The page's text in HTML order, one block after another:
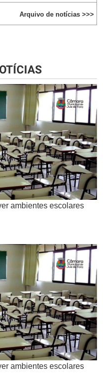
Arquivo de notícias >>>
ambientes escolares
ambientes escolares